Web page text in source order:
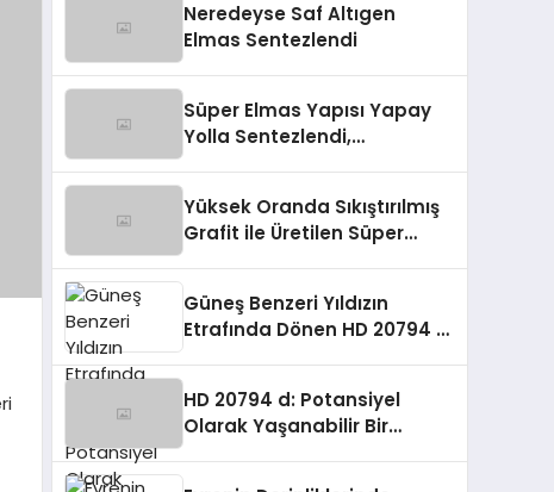
Neredeyse Saf Altıgen
Elmas Sentezlendi
Süper Elmas Yapısı Yapay
Yolla Sentezlendi,
Yüksek Oranda Sıkıştırılmış
Grafit ile Üretilen Süper
Güneş Benzeri Yıldızın
Etrafında Dönen HD 20794 d:
HD 20794 d: Potansiyel
Olarak Yaşanabilir Bir